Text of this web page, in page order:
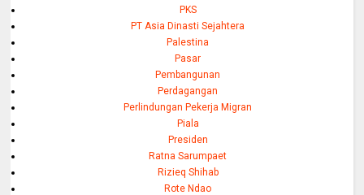
PKS
PT Asia Dinasti Sejahtera
Palestina
Pasar
Pembangunan
Perdagangan
Perlindungan Pekerja Migran
Piala
Presiden
Ratna Sarumpaet
Rizieq Shihab
Rote Ndao